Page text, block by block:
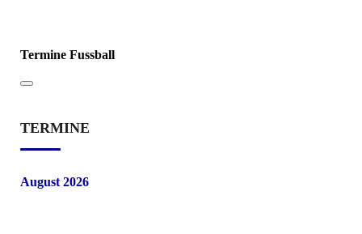
Termine Fussball
TERMINE
August 2026